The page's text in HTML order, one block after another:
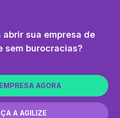
abrir sua empresa de
sem burocracias?
AGORA
A AGILIZE